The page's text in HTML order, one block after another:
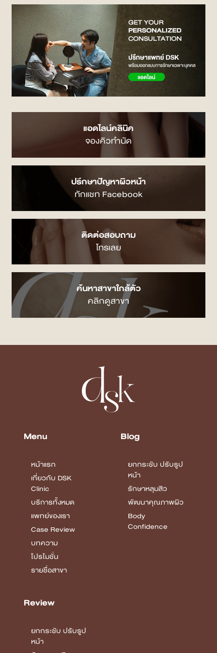
แอดไลน์คลินิค
จองคิวทำนัด
ปรึกษาปัญหาผิวหน้า
ทักแชท Facebook
ติดต่อสอบถาม
โทรเลย
ค้นหาสาขาใกล้ตัว
คลิกดูสาขา
Menu
หน้าแรก
เกี่ยวกับ DSK
Clinic
บริการทั้งหมด
แพทย์ของเรา
Case Review
บทความ
โปรโมชั่น
รายชื่อสาขา
Blog
ยกกระชับ ปรับรูป
หน้า
รักษาหลุมสิว
พัฒนาคุณภาพผิว
Body
Confidence
Review
ยกกระชับ ปรับรูป
หน้า